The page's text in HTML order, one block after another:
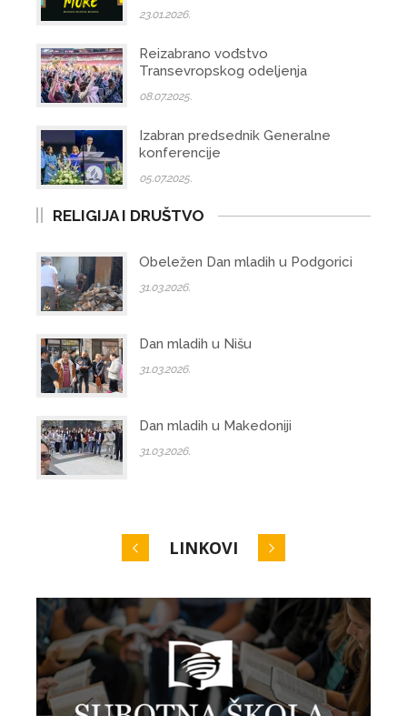
23.01.2026.
Reizabrano vođstvo
Transevropskog odeljenja
08.07.2025.
Izabran predsednik Generalne
konferencije
05.07.2025.
RELIGIJA I DRUŠTVO
Obeležen Dan mladih u Podgorici
31.03.2026.
Dan mladih u Nišu
31.03.2026.
Dan mladih u Makedoniji
31.03.2026.
LINKOVI